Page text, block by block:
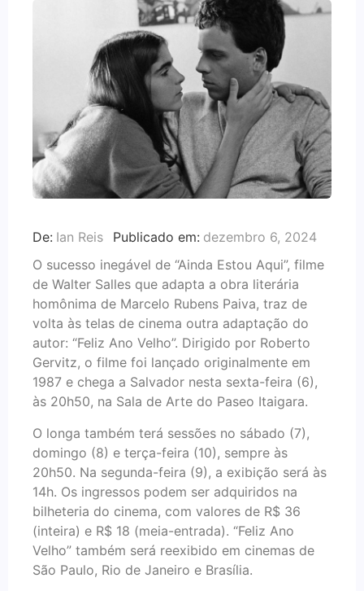
De: Ian Reis Publicado em: dezembro 6, 2024
O sucesso inegável de “Ainda Estou Aqui”, filme
de Walter Salles que adapta a obra literária
homônima de Marcelo Rubens Paiva, traz de
volta às telas de cinema outra adaptação do
autor: “Feliz Ano Velho”. Dirigido por Roberto
Gervitz, o filme foi lançado originalmente em
1987 e chega a Salvador nesta sexta-feira (6),
às 20h50, na Sala de Arte do Paseo Itaigara.
O longa também terá sessões no sábado (7),
domingo (8) e terça-feira (10), sempre às
20h50. Na segunda-feira (9), a exibição será às
14h. Os ingressos podem ser adquiridos na
bilheteria do cinema, com valores de R$ 36
(inteira) e R$ 18 (meia-entrada). “Feliz Ano
Velho” também será reexibido em cinemas de
São Paulo, Rio de Janeiro e Brasília.